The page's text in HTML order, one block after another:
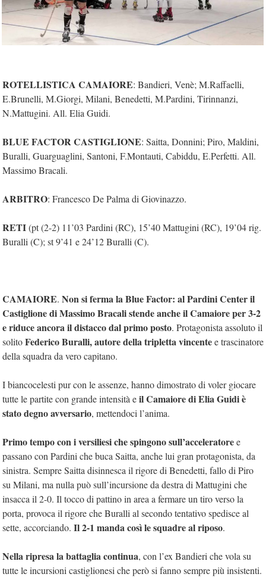
ROTELLISTICA CAMAIORE: Bandieri, Venè; M.Raffaelli,
E.Brunelli, M.Giorgi, Milani, Benedetti, M.Pardini, Tirinnanzi,
N.Mattugini. All. Elia Guidi.
BLUE FACTOR CASTIGLIONE: Saitta, Donnini; Piro, Maldini,
Buralli, Guarguaglini, Santoni, F.Montauti, Cabiddu, E.Perfetti. All.
Massimo Bracali.
ARBITRO: Francesco De Palma di Giovinazzo.
RETI(pt (2-2) 11’03 Pardini (RC), 15’40 Mattugini (RC), 19’04 rig.
Buralli (C); st 9’41 e 24’12 Buralli (C).
CAMAIORE. Non si ferma la Blue Factor: al Pardini Center il
Castiglione di Massimo Bracali stende anche il Camaiore per 3-2
e riduce ancora il distacco dal primo posto. Protagonista assoluto il
solitoFederico Buralli, autore della tripletta vincentee trascinatore
della squadra da vero capitano.
I biancocelesti pur con le assenze, hanno dimostrato di voler giocare
tutte le partite con grande intensità eil Camaiore di Elia Guidi è
stato degno avversario, mettendoci l’anima.
Primo tempo con i versiliesi che spingono sull’acceleratoree
passano con Pardini che buca Saitta, anche lui gran protagonista, da
sinistra. Sempre Saitta disinnesca il rigore di Benedetti, fallo di Piro
su Milani, ma nulla può sull’incursione da destra di Mattugini che
insacca il 2-0. Il tocco di pattino in area a fermare un tiro verso la
porta, provoca il rigore che Buralli al secondo tentativo spedisce al
sette, accorciando. Il 2-1 manda così le squadre al riposo.
Nella ripresa la battaglia continua, con l’ex Bandieri che vola su
tutte le incursioni castiglionesi che però si fanno sempre più insistenti.